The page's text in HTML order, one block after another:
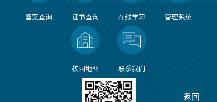
返回
备案查询 证书查询 在线学习 管理系统
校园地图 联系我们